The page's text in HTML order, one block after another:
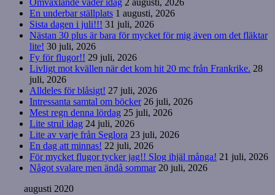
En underbar ställplats 1 augusti, 2026
Sista dagen i juli!!! 31 juli, 2026
Nästan 30 plus är bara för mycket för mig även om det fläktar
lite! 30 juli, 2026
Fy för flugor!! 29 juli, 2026
Livligt mot kvällen när det kom hit 20 mc från Frankrike. 28
juli, 2026
Alldeles för blåsigt! 27 juli, 2026
Intressanta samtal om böcker 26 juli, 2026
Mest regn denna lördag 25 juli, 2026
Lite strul idag 24 juli, 2026
Lite av varje från Seglora 23 juli, 2026
En dag att minnas! 22 juli, 2026
För mycket flugor tycker jag!! Slog ihjäl många! 21 juli, 2026
Något svalare men ändå sommar 20 juli, 2026
augusti 2020